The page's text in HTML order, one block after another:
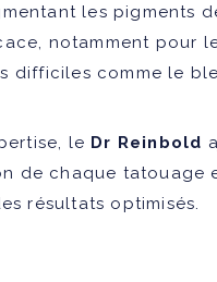
les pigments
notamment pour
difficiles comme le
le Dr Reinbold
de chaque tatouage
résultats optimisés.